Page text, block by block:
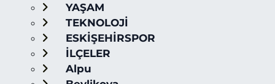
YAŞAM
TEKNOLOJİ
ESKİŞEHİRSPOR
İLÇELER
Alpu